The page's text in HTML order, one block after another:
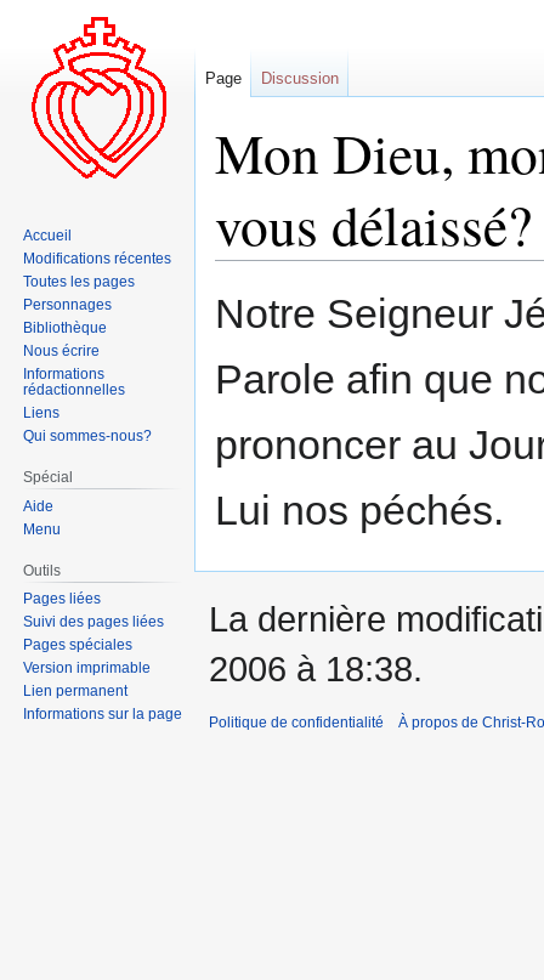
Mon Dieu,
vous délaissé?
navigation
recherche
Notre Seigneur
Parole afin que
prononcer au
Lui nos péchés.
Page Discussion
Accueil
Modifications récentes
Toutes les pages
Personnages
Bibliothèque
Nous écrire
Informations
rédactionnelles
Liens
Qui sommes-nous?
Spécial
Aide
Menu
Outils
Pages liées
Suivi des pages liées
Pages spéciales
Version imprimable
Lien permanent
Informations sur la page
La dernière
2006 à 18:38.
Politique de confidentialité À propos de Christ-